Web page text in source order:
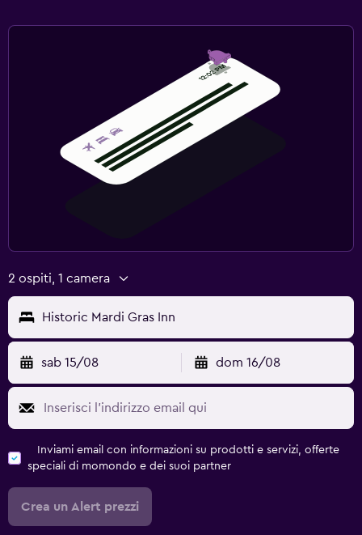
2 ospiti, 1 camera
Historic Mardi Gras Inn
sab 15/08 dom 16/08
Inviami email con informazioni su prodotti e servizi, offerte
speciali di momondo e dei suoi partner
Crea un Alert prezzi